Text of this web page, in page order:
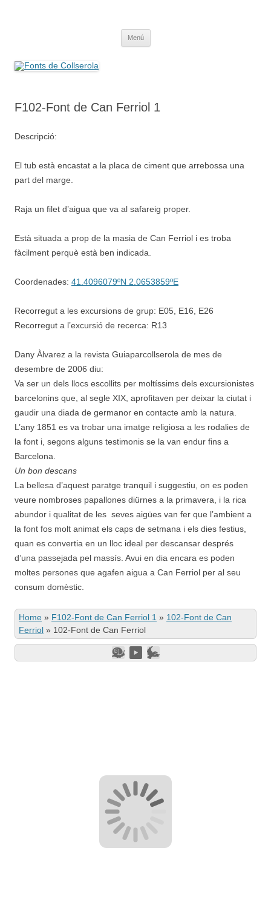
Menú
F102-Font de Can Ferriol 1
Descripció:
El tub està encastat a la placa de ciment que arrebossa una
part del marge.
Raja un filet d’aigua que va al safareig proper.
Està situada a prop de la masia de Can Ferriol i es troba
fàcilment perquè està ben indicada.
Coordenades: 41.4096079ºN 2.0653859ºE
Recorregut a les excursions de grup: E05, E16, E26
Recorregut a l’excursió de recerca: R13
Dany Àlvarez a la revista Guiaparcollserola de mes de
desembre de 2006 diu:
Va ser un dels llocs escollits per moltíssims dels excursionistes
barcelonins que, al segle XIX, aprofitaven per deixar la ciutat i
gaudir una diada de germanor en contacte amb la natura.
L’any 1851 es va trobar una imatge religiosa a les rodalies de
la font i, segons alguns testimonis se la van endur fins a
Barcelona.
Un bon descans
La bellesa d’aquest paratge tranquil i suggestiu, on es poden
veure nombroses papallones diürnes a la primavera, i la rica
abundor i qualitat de les seves aigües van fer que l’ambient a
la font fos molt animat els caps de setmana i els dies festius,
quan es convertia en un lloc ideal per descansar després
d’una passejada pel massís. Avui en dia encara es poden
moltes persones que agafen aigua a Can Ferriol per al seu
consum domèstic.
Home » F102-Font de Can Ferriol 1 » 102-Font de Can
Ferriol » 102-Font de Can Ferriol